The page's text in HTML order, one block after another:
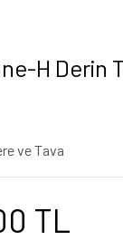
H Derin
ve Tava
TL